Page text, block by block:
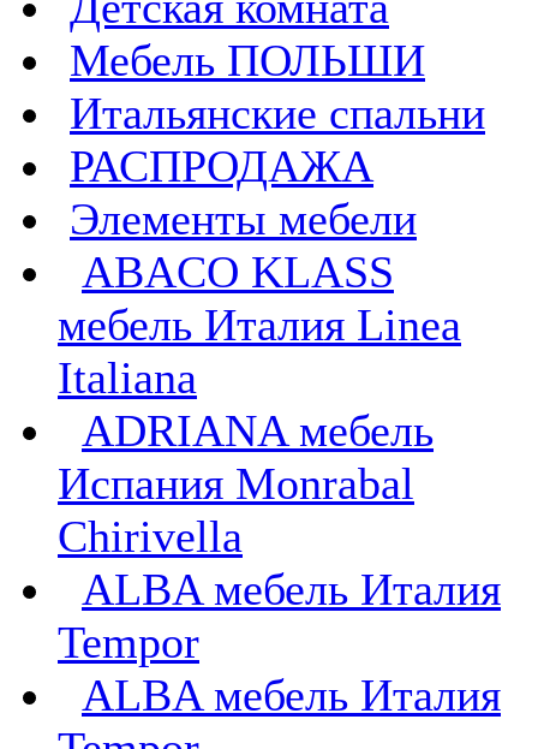
Мебель ПОЛЬШИ
Итальянские спальни
РАСПРОДАЖА
Элементы мебели
ABACO KLASS
мебель Италия Linea
Italiana
ADRIANA мебель
Испания Monrabal
Chirivella
ALBA мебель Италия
Tempor
ALBA мебель Италия